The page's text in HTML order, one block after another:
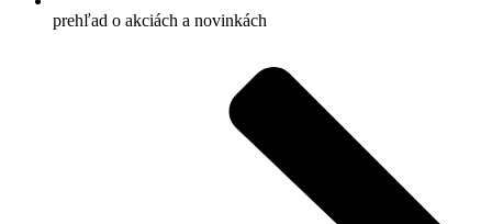
prehľad o akciách a novinkách